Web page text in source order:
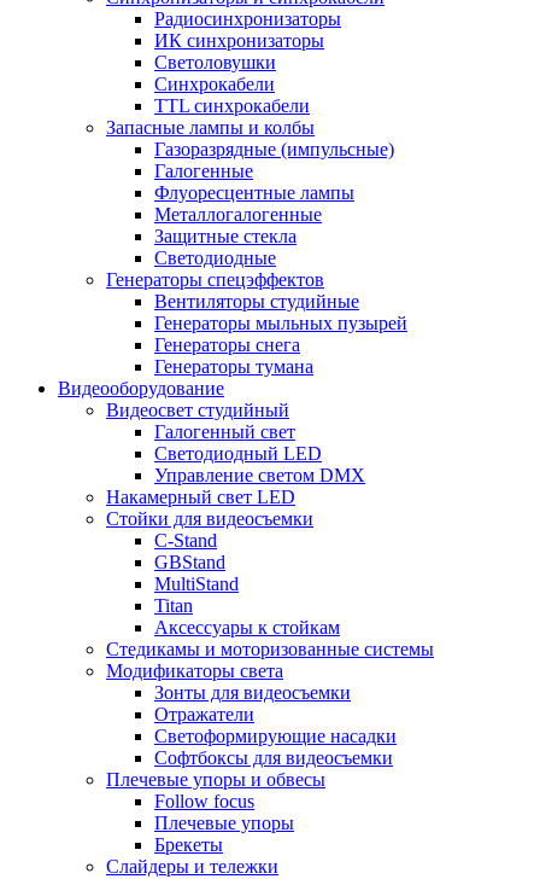
Радиосинхронизаторы
ИК синхронизаторы
Светоловушки
Синхрокабели
TTL синхрокабели
Запасные лампы и колбы
Газоразрядные (импульсные)
Галогенные
Флуоресцентные лампы
Металлогалогенные
Защитные стекла
Светодиодные
Генераторы спецэффектов
Вентиляторы студийные
Генераторы мыльных пузырей
Генераторы снега
Генераторы тумана
Видеооборудование
Видеосвет студийный
Галогенный свет
Светодиодный LED
Управление светом DMX
Накамерный свет LED
Стойки для видеосъемки
C-Stand
GBStand
MultiStand
Titan
Аксессуары к стойкам
Стедикамы и моторизованные системы
Модификаторы света
Зонты для видеосъемки
Отражатели
Светоформирующие насадки
Софтбоксы для видеосъемки
Плечевые упоры и обвесы
Follow focus
Плечевые упоры
Брекеты
Слайдеры и тележки